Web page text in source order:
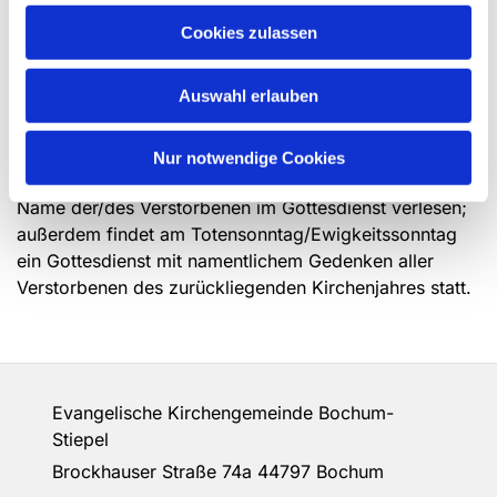
Cookies zulassen
Auswahl erlauben
Nur notwendige Cookies
Trauergespräch, den Trauergottesdienst zu
organisieren und persönlich zu gestalten. Dabei
können Sie von der/dem Verstorbenen erzählen und
Wünsche für die Trauerfeier äußern, etwa zur
musikalischen Gestaltung oder zur Auswahl von
An dem Sonntag, der auf die Bestattung folgt, wird der
Name der/des Verstorbenen im Gottesdienst verlesen;
außerdem findet am Totensonntag/Ewigkeitssonntag
ein Gottesdienst mit namentlichem Gedenken aller
Verstorbenen des zurückliegenden Kirchenjahres statt.
Evangelische Kirchengemeinde Bochum-
Stiepel
Brockhauser Straße 74a 44797 Bochum